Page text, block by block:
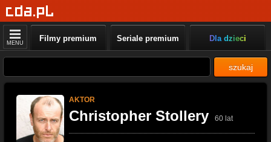
MENU Filmy premium Seriale premium Dla dzieci
szukaj
AKTOR
Christopher Stollery 60 lat